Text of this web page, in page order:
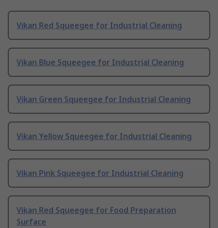
Vikan Red Squeegee for Industrial Cleaning
Vikan Blue Squeegee for Industrial Cleaning
Vikan Green Squeegee for Industrial Cleaning
Vikan Yellow Squeegee for Industrial Cleaning
Vikan Pink Squeegee for Industrial Cleaning
Vikan Red Squeegee for Food Preparation
Surface